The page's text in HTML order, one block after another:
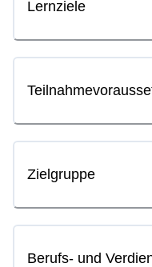
Lernziele
Zielgruppe
Berufs- und